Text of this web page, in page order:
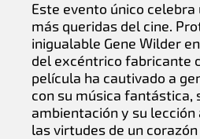
Este evento único
más queridas del cine.
inigualable Gene Wilder
del excéntrico fabricante
película ha cautivado a
con su música fantástica,
ambientación y su
las virtudes de un corazón